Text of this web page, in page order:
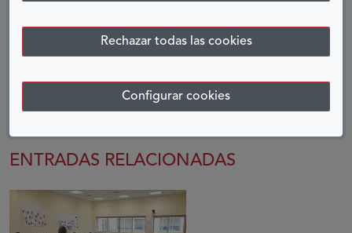
Rechazar todas las cookies
Configurar cookies
Talento,
dentro de la categoría de Investigación
Twitter
Facebook
LinkedIn
Telegram
ENTRADAS RELACIONADAS